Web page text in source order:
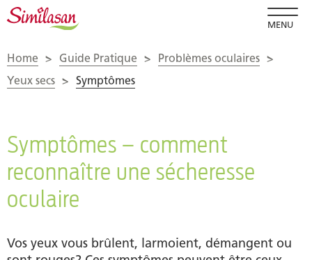
MENU
Home > Guide Pratique > Problèmes oculaires >
Yeux secs > Symptômes
Symptômes – comment
reconnaître une sécheresse
oculaire
Vos yeux vous brûlent, larmoient, démangent ou